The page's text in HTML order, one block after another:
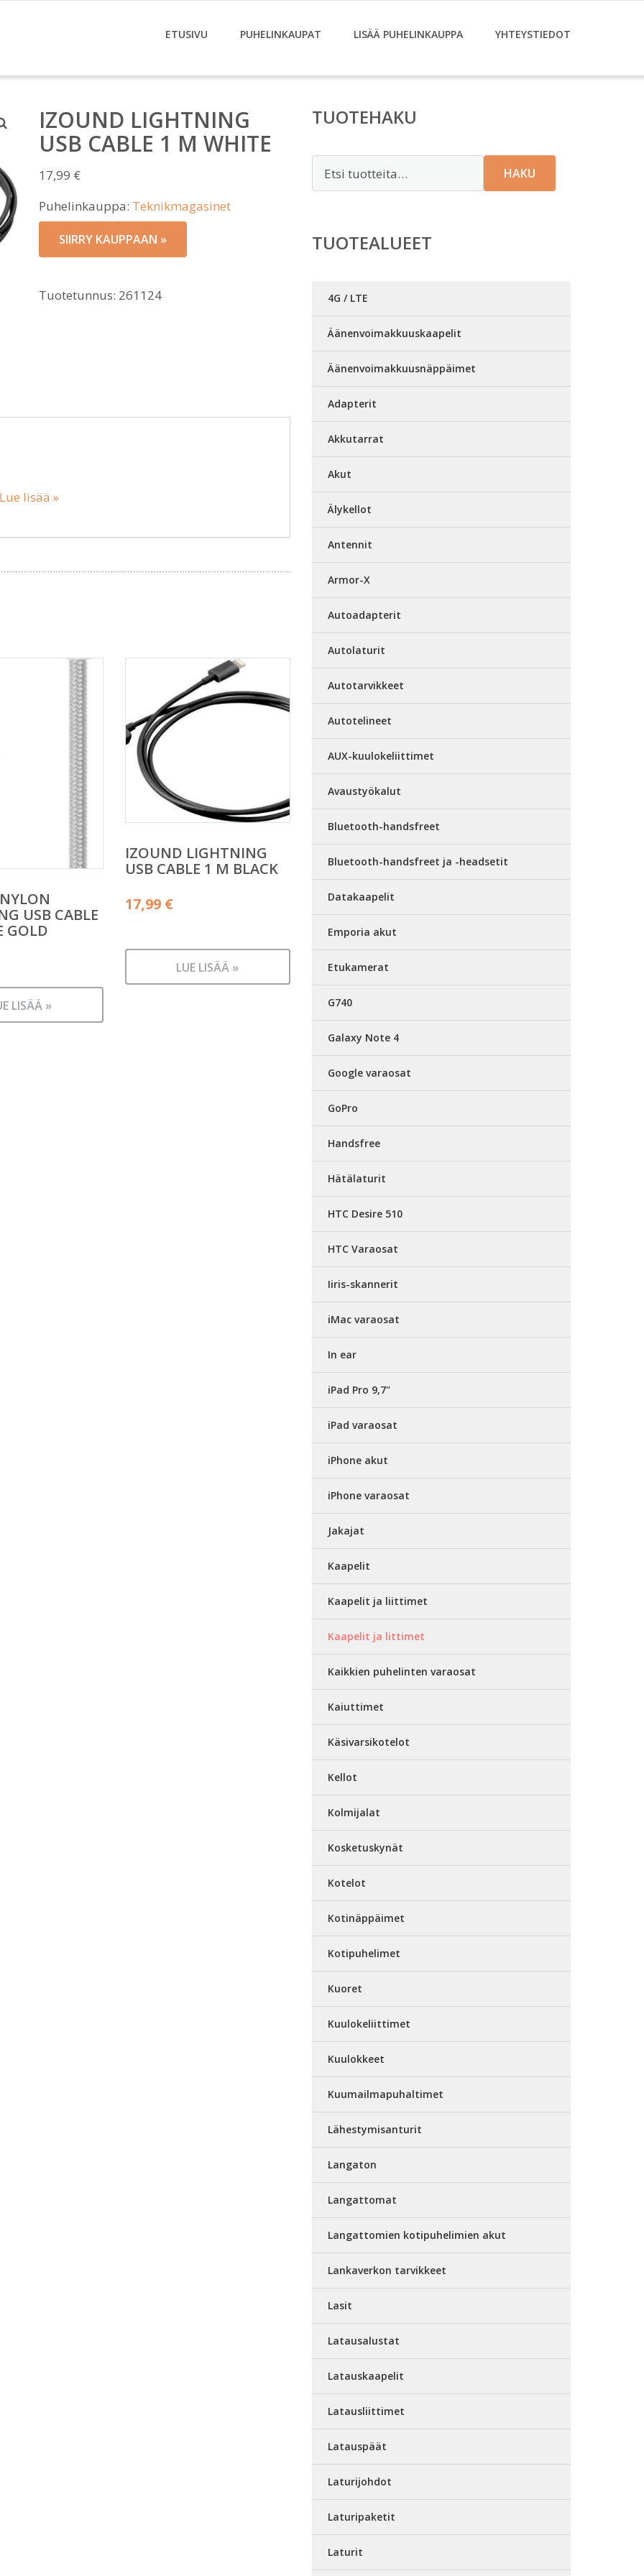
ETUSIVU PUHELINKAUPAT LISÄÄ PUHELINKAUPPA YHTEYSTIEDOT
IZOUND LIGHTNING
USB CABLE 1 M WHITE
17,99 €
Puhelinkauppa: Teknikmagasinet
SIIRRY KAUPPAAN »
Tuotetunnus: 261124
Lue lisää »
USB CABLE
GOLD
LISÄÄ »
IZOUND LIGHTNING
USB CABLE 1 M BLACK
17,99 €
LUE LISÄÄ »
TUOTEHAKU
HAKU
TUOTEALUEET
4G / LTE
Äänenvoimakkuuskaapelit
Äänenvoimakkuusnäppäimet
Adapterit
Akkutarrat
Akut
Älykellot
Antennit
Armor-X
Autoadapterit
Autolaturit
Autotarvikkeet
Autotelineet
AUX-kuulokeliittimet
Avaustyökalut
Bluetooth-handsfreet
Bluetooth-handsfreet ja -headsetit
Datakaapelit
Emporia akut
Etukamerat
G740
Galaxy Note 4
Google varaosat
GoPro
Handsfree
Hätälaturit
HTC Desire 510
HTC Varaosat
Iiris-skannerit
iMac varaosat
In ear
iPad Pro 9,7"
iPad varaosat
iPhone akut
iPhone varaosat
Jakajat
Kaapelit
Kaapelit ja liittimet
Kaapelit ja littimet
Kaikkien puhelinten varaosat
Kaiuttimet
Käsivarsikotelot
Kellot
Kolmijalat
Kosketuskynät
Kotelot
Kotinäppäimet
Kotipuhelimet
Kuoret
Kuulokeliittimet
Kuulokkeet
Kuumailmapuhaltimet
Lähestymisanturit
Langaton
Langattomat
Langattomien kotipuhelimien akut
Lankaverkon tarvikkeet
Lasit
Latausalustat
Latauskaapelit
Latausliittimet
Latauspäät
Laturijohdot
Laturipaketit
Laturit